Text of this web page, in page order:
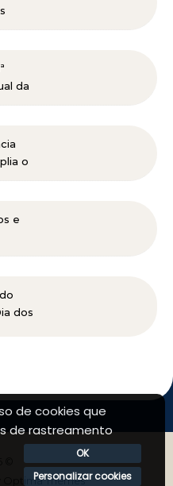
da
o
e
dos
Optima Themes
de cookies que
de rastreamento
OK
Personalizar cookies